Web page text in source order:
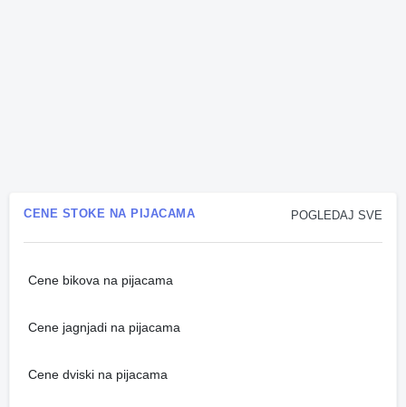
POGLEDAJ SVE
CENE STOKE NA PIJACAMA
Cene bikova na pijacama
Cene jagnjadi na pijacama
Cene dviski na pijacama